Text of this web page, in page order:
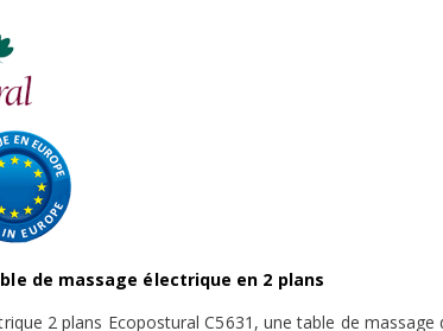
de massage électrique en 2 plans
2 plans Ecopostural C5631, une table de